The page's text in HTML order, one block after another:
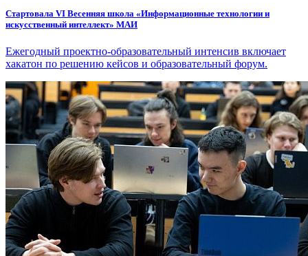
Стартовала VI Весенняя школа «Информационные технологии и
искусственный интеллект» МАИ
Ежегодный проектно-образовательный интенсив включает
хакатон по решению кейсов и образовательный форум.